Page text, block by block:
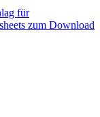
für
zum Download